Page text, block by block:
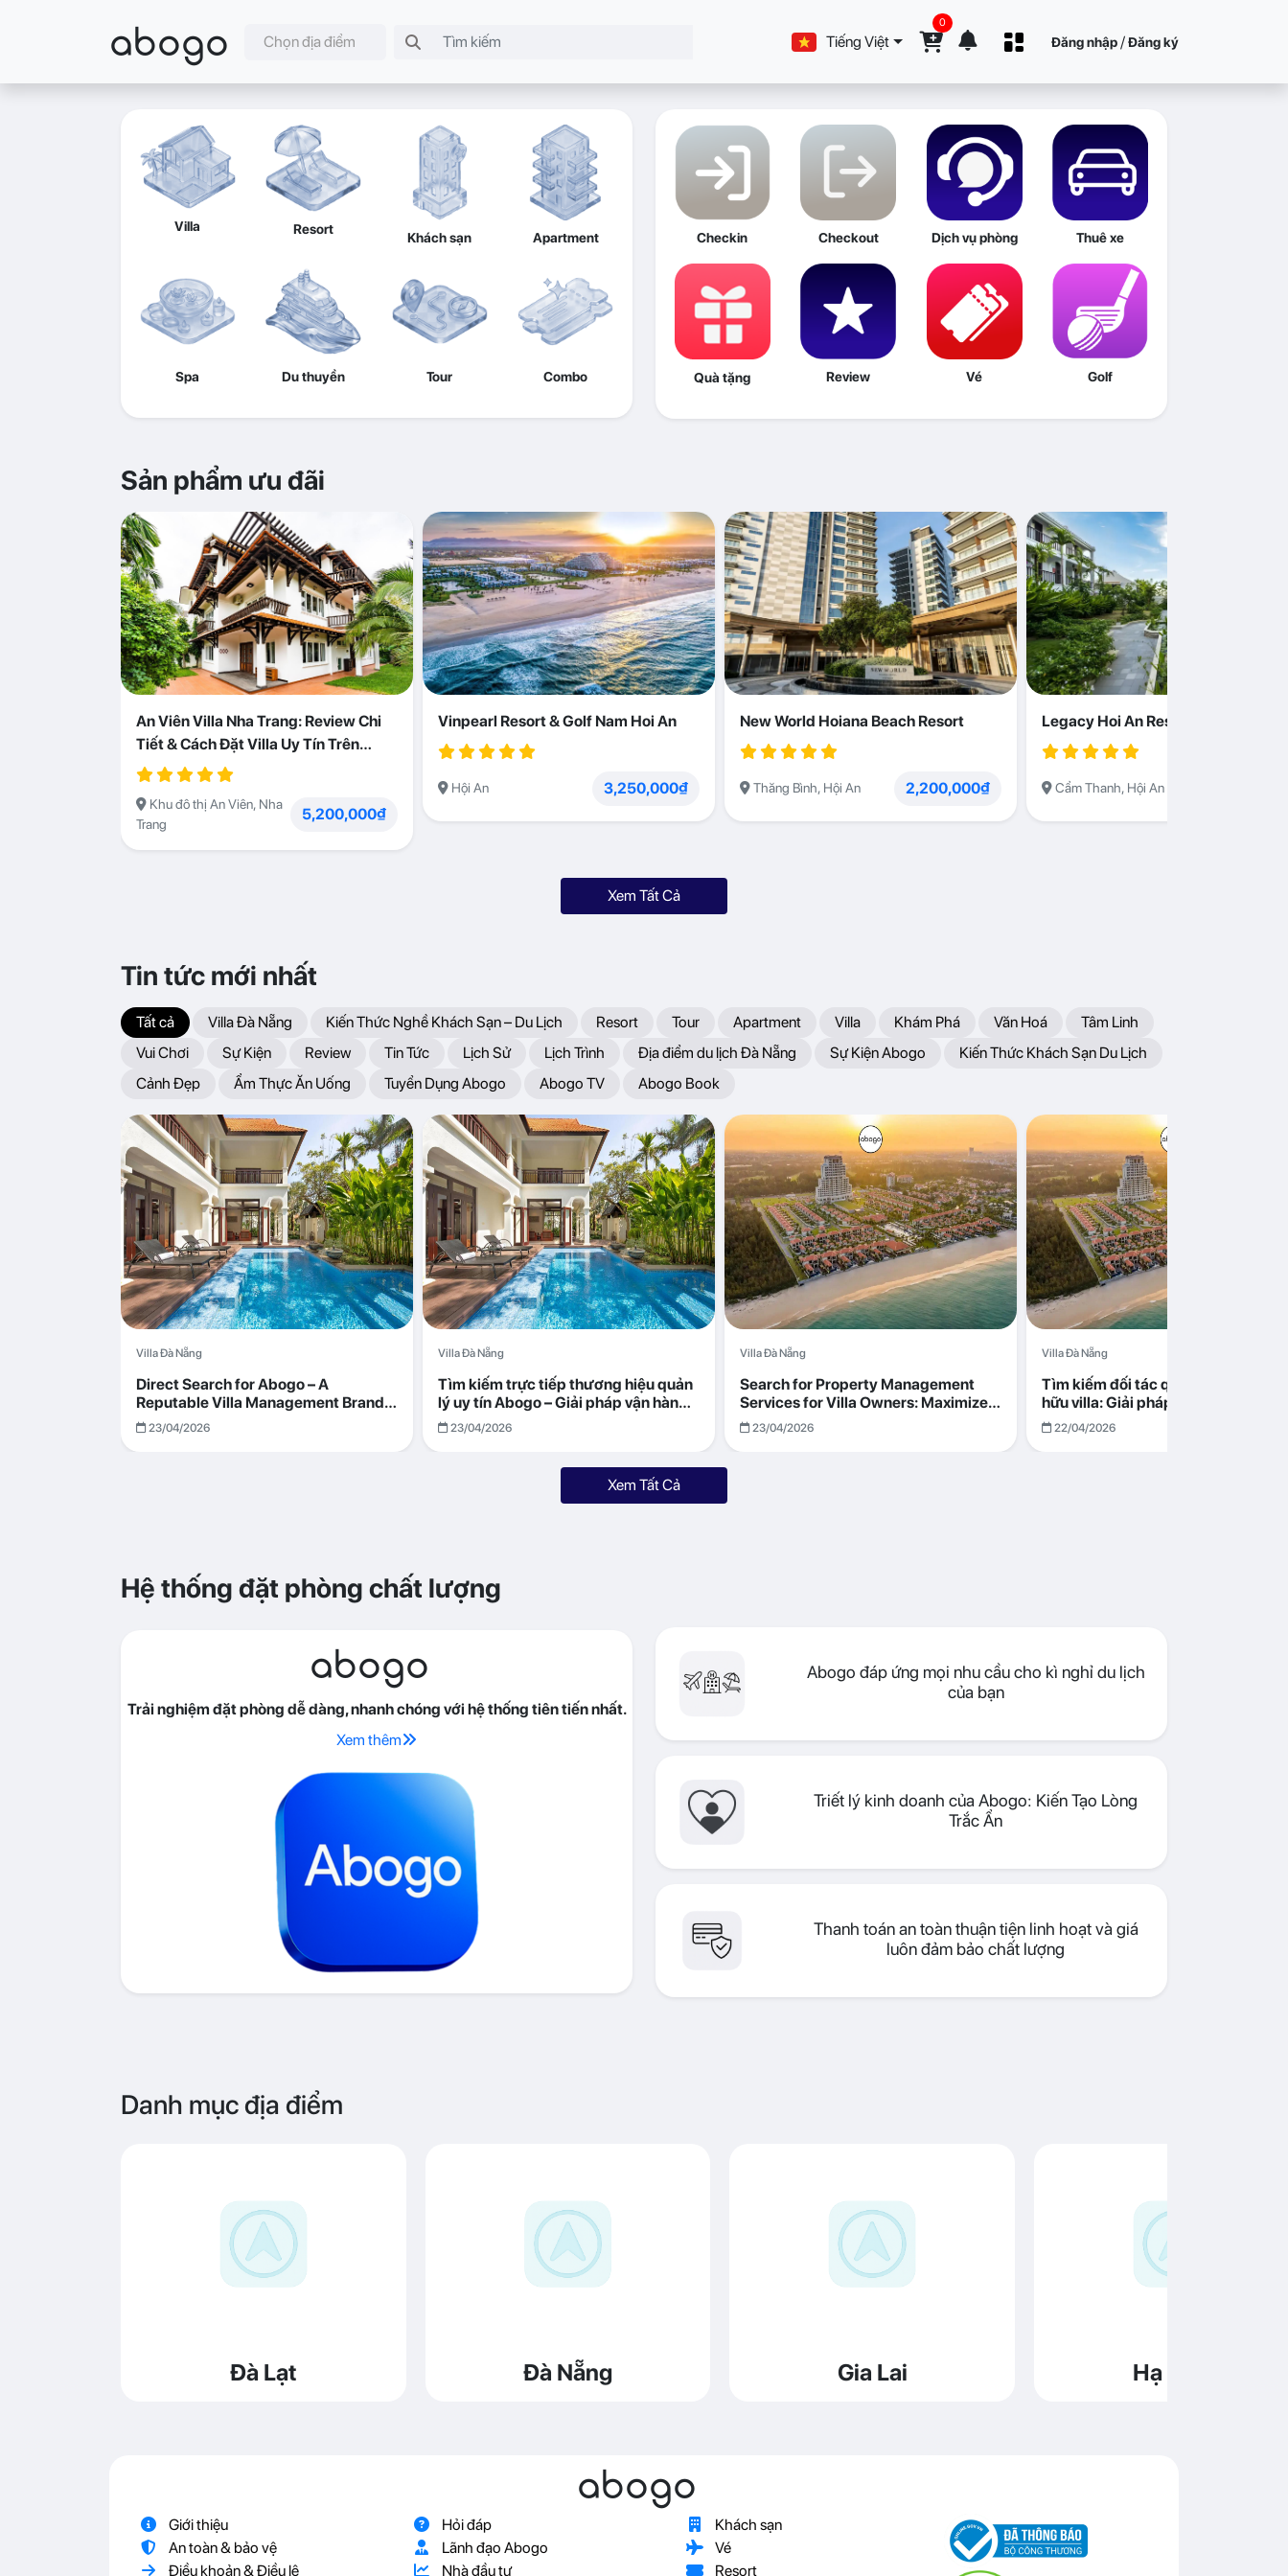
abogo Chọn địa điểm Tiếng Việt
0
Đăng nhập /Đăng ký
Villa Resort
Khách sạn Apartment
Spa Du thuyền Tour Combo
Checkin Checkout Dịch vụ phòng Thuê xe
Quà tặng Review Vé Golf
Sản phẩm ưu đãi
An Viên Villa Nha Trang: Review Chi
Tiết & Cách Đặt Villa Uy Tín Trên
Abogo
Khu đô thị An Viên, Nha
Trang
5,200,000₫
Vinpearl Resort & Golf Nam Hoi An
Hội An 3,250,000₫
New World Hoiana Beach Resort
Thăng Bình, Hội An 2,200,000₫
Legacy Hoi An Resort
Cẩm Thanh, Hội An
Xem Tất Cả
Tin tức mới nhất
Tất cả Villa Đà Nẵng Kiến Thức Nghề Khách Sạn – Du Lịch Resort Tour Apartment Villa Khám Phá Văn Hoá
Tâm Linh
Vui Chơi
Sự Kiện Review Tin Tức Lịch Sử Lịch Trình Địa điểm du lịch Đà Nẵng Sự Kiện Abogo
Kiến Thức Khách Sạn Du Lịch
Cảnh Đẹp
Ẩm Thực Ăn Uống Tuyển Dụng Abogo Abogo TV Abogo Book
Villa Đà Nẵng
Direct Search for Abogo – A
Reputable Villa Management Brand
with Transparent and Effective
Operations
23/04/2026
Villa Đà Nẵng
Tìm kiếm trực tiếp thương hiệu quản
lý uy tín Abogo – Giải pháp vận hành
villa hiệu quả, minh bạch
23/04/2026
Villa Đà Nẵng
Search for Property Management
Services for Villa Owners: Maximize
Returns with Abogo in Da Nang
23/04/2026
Villa Đà Nẵng
Tìm kiếm đối tác quản lý cho chủ sở
hữu villa: Giải pháp tối ưu lợi nhuận
cùng Abogo tại Đà Nẵng
22/04/2026
Xem Tất Cả
Hệ thống đặt phòng chất lượng
abogo
Trải nghiệm đặt phòng dễ dàng, nhanh chóng với hệ thống tiên tiến nhất.
Xem thêm
Abogo đáp ứng mọi nhu cầu cho kì nghỉ du lịch
của bạn
Triết lý kinh doanh của Abogo: Kiến Tạo Lòng
Trắc Ẩn
Thanh toán an toàn thuận tiện linh hoạt và giá
luôn đảm bảo chất lượng
Danh mục địa điểm
Đà Lạt Đà Nẵng Gia Lai Hạ Long
abogo
Giới thiệu
An toàn & bảo vệ
Điều khoản & Điều lệ
Hỏi đáp
Lãnh đạo Abogo
Nhà đầu tư
Khách sạn
Vé
Resort